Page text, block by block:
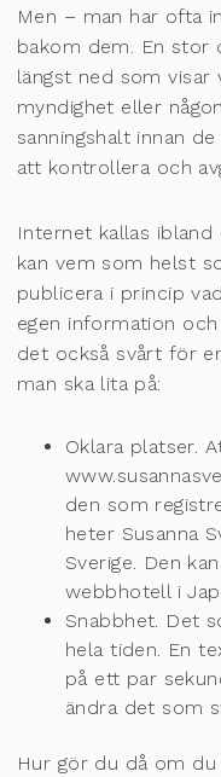
Men – man har ofta
bakom dem. En stor
längst ned som visar
myndighet eller
sanningshalt innan
att kontrollera och
Internet kallas
kan vem som helst
publicera i princip
egen information
det också svårt för
man ska lita på:
Oklara platser.
den som
heter Susanna
Sverige. Den
webbhotell i
Snabbhet. Det
hela tiden. En
på ett par
ändra det som
Hur gör du då om